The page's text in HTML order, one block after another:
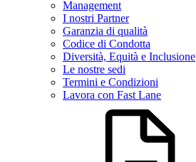
Management
I nostri Partner
Garanzia di qualità
Codice di Condotta
Diversità, Equità e Inclusione
Le nostre sedi
Termini e Condizioni
Lavora con Fast Lane